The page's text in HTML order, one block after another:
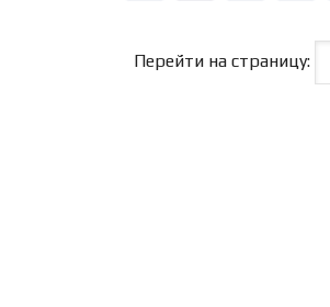
Перейти на страницу: